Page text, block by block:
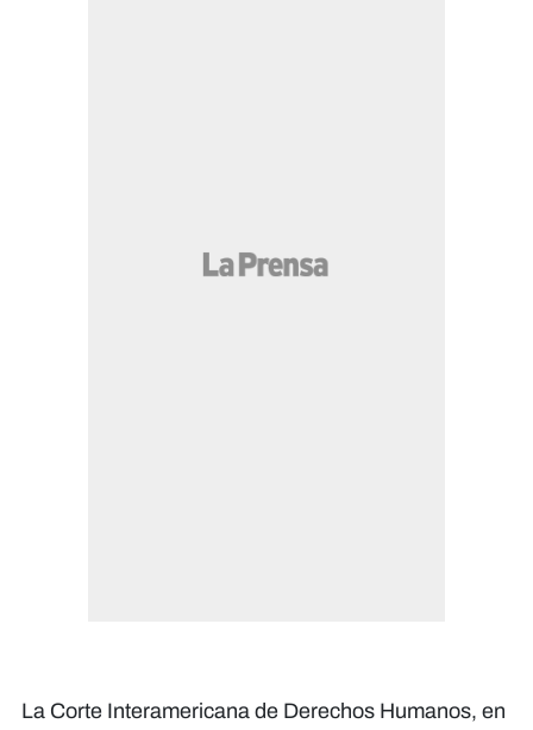
La Corte Interamericana de Derechos Humanos, en